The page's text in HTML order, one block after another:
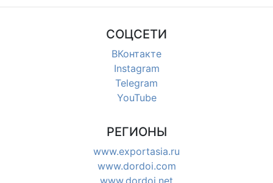
СОЦСЕТИ
ВКонтакте
Instagram
Telegram
YouTube
РЕГИОНЫ
www.exportasia.ru
www.dordoi.com
www.dordoi.net